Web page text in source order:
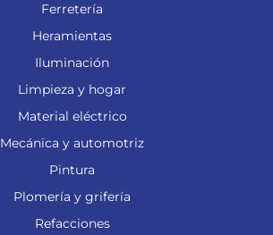
Ferretería
Heramientas
Iluminación
Limpieza y hogar
Material eléctrico
Mecánica y automotriz
Pintura
Plomería y grifería
Refacciones